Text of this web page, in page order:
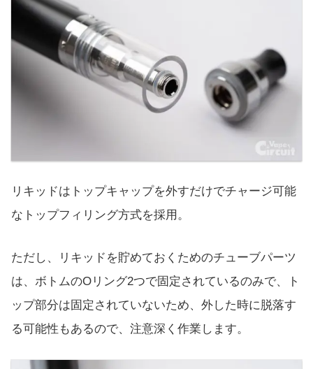
リキッドはトップキャップを外すだけでチャージ可能
なトップフィリング方式を採用。
ただし、リキッドを貯めておくためのチューブパーツ
は、ボトムのOリング2つで固定されているのみで、ト
ップ部分は固定されていないため、外した時に脱落す
る可能性もあるので、注意深く作業します。